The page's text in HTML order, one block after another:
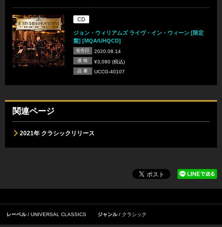
CD
ジョン・ウィリアムズ ライヴ・イン・ウィーン [限定
盤] [MQA/UHQCD]
発売日 2020.08.14
価 格 ¥3,080 (税込)
品 番 UCCG-40107
関連ページ
2021年 クラシックリリース
レーベル UNIVERSAL CLASSICS ジャンル クラシック